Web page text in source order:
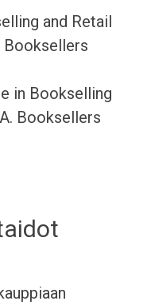
and Retail
Booksellers
in Bookselling
Booksellers